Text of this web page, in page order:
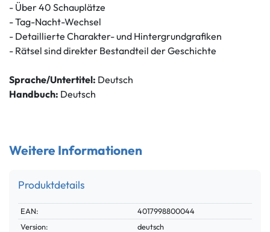
- Über 40 Schauplätze
- Tag-Nacht-Wechsel
- Detaillierte Charakter- und Hintergrundgrafiken
- Rätsel sind direkter Bestandteil der Geschichte
Sprache/Untertitel: Deutsch
Handbuch: Deutsch
Weitere Informationen
Produktdetails
Technisches
Merkmal
Wert
EAN:
4017998800044
Version:
deutsch